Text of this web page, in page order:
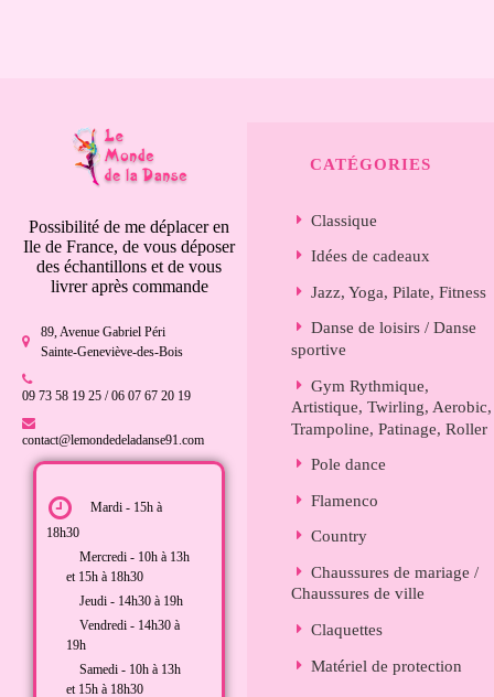
Possibilité de me déplacer en
Ile de France, de vous déposer
des échantillons et de vous
livrer après commande
89, Avenue Gabriel Péri
Sainte-Geneviève-des-Bois
09 73 58 19 25 / 06 07 67 20 19
contact@lemondedeladanse91.com
Mardi - 15h à
18h30
Mercredi - 10h à 13h
et 15h à 18h30
Jeudi - 14h30 à 19h
Vendredi - 14h30 à
19h
Samedi - 10h à 13h
et 15h à 18h30
CATÉGORIES
Classique
Idées de cadeaux
Jazz, Yoga, Pilate, Fitness
Danse de loisirs / Danse
sportive
Gym Rythmique,
Artistique, Twirling, Aerobic,
Trampoline, Patinage, Roller
Pole dance
Flamenco
Country
Chaussures de mariage /
Chaussures de ville
Claquettes
Matériel de protection